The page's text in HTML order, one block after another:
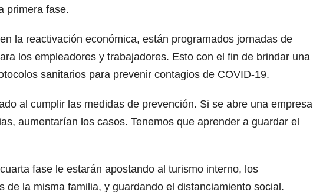
primera fase.
la reactivación económica, están programados jornadas de
los empleadores y trabajadores. Esto con el fin de brindar una
sanitarios para prevenir contagios de COVID-19.
al cumplir las medidas de prevención. Si se abre una empresa
aumentarían los casos. Tenemos que aprender a guardar el
fase le estarán apostando al turismo interno, los
de la misma familia, y guardando el distanciamiento social.